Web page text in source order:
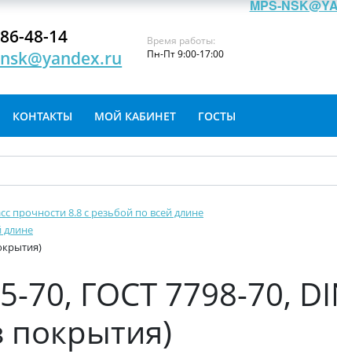
48-14
Время работы:
Пн-Пт 9:00-17:00
КОНТАКТЫ МОЙ КАБИНЕТ ГОСТЫ
прочности 8.8 с резьбой по всей длине
длине
70, ГОСТ 7798-70,
покрытия)
MPS-